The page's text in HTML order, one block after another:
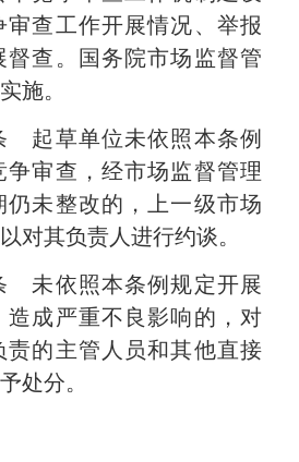
审查工作开展情况、举报
督查。国务院市场监督管
施。
草单位未依照本条例
争审查，经市场监督管理
仍未整改的，上一级市场
对其负责人进行约谈。
依照本条例规定开展
造成严重不良影响的，对
责的主管人员和其他直接
处分。